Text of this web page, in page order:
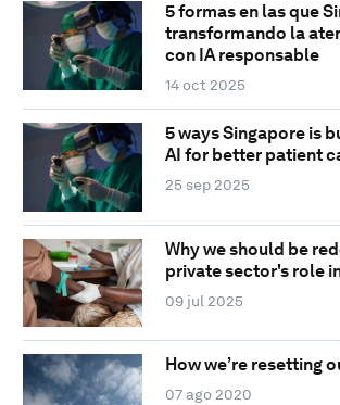
5 formas en las que
transformando la
con IA responsable
14 oct 2025
5 ways Singapore is
AI for better patient
25 sep 2025
Why we should be
private sector's role
09 jul 2025
How we’re resetting
07 ago 2020